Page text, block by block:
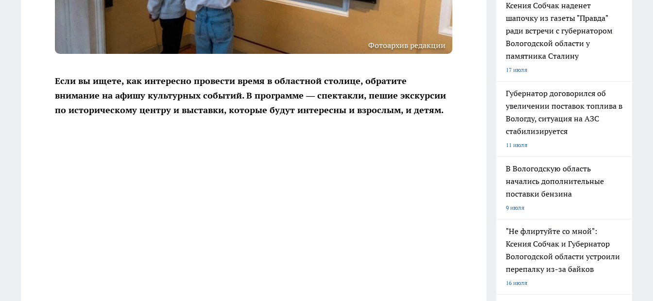
Фотоархив редакции
Если вы ищете, как интересно провести время в областной столице, обратите
внимание на афишу культурных событий. В программе — спектакли, пешие экскурсии
по историческому центру и выставки, которые будут интересны и взрослым, и детям.
Ксения Собчак наденет
шапочку из газеты "Правда"
ради встречи с губернатором
Вологодской области у
памятника Сталину
17 июля
Губернатор договорился об
увеличении поставок топлива в
Вологду, ситуация на АЗС
стабилизируется
11 июля
В Вологодскую область
начались дополнительные
поставки бензина
9 июля
"Не флиртуйте со мной":
Ксения Собчак и Губернатор
Вологодской области устроили
перепалку из-за байков
16 июля